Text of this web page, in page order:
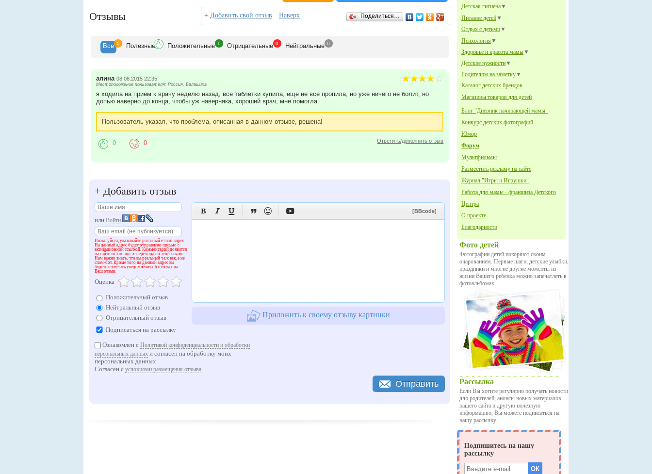
Детская гигиена▼
Питание детей▼
Отдых с детьми▼
Психология ▼
Здоровье и красота мамы▼
Детские нужности▼
Родителям на заметку▼
Каталог детских брендов
Магазины товаров для детей
Блог "Дневник начинающей мамы"
Конкурс детских фотографий
Юмор
Форум
Мультфильмы
Разместить рекламу на сайте
Журнал "Игры и Игрушки"
Работа для мамы - франшиза Детского
Центра
О проекте
Благодарности
Фото детей
Фотографии детей покоряют своим
очарованием. Первые шаги, детские улыбки,
праздники и многие другие моменты из
жизни Вашего ребенка можно запечатлеть в
фотоальбомах.
Рассылка
Если Вы хотите регулярно получать новости
для родителей, анонсы новых материалов
нашего сайта и другую полезную
информацию, Вы можете подписаться на
нашу рассылку:
Отзывы + Добавить свой отзыв Наверх Поделиться…
Все 1 Полезные Положительные 1 Отрицательные 0 Нейтральные 0
алина 08.08.2015 22:35
Местоположение пользователя: Россия, Балашиха
я ходила на прием к врачу неделю назад, все таблетки купила, еще не все пропила, но уже ничего не болит, но
допью наверно до конца, чтобы уж наверняка, хороший врач, мне помогла.
Пользователь указал, что проблема, описанная в данном отзыве, решена!
Ответить/дополнить отзыв
0 0
+ Добавить отзыв
или Войти
Пожалуйста, указывайте реальный e-mail адрес!
На данный адрес будет отправлено письмо с
активационной ссылкой. Комментарий появится
на сайте только после перехода по этой ссылке.
Нам важно знать, что вы реальный человек, а не
спам-бот. Кроме того на данный адрес вы
будете получать уведомления об ответах на
Ваш отзыв.
Оценка
Положительный отзыв
Нейтральный отзыв
Отрицательный отзыв
Подписаться на рассылку
      [BBcode]
Приложить к своему отзыву картинки
Ознакомлен с Политикой конфиденциальности и обработки
персональных данных и согласен на обработку моих
персональных данных.
Согласен с условиями размещения отзыва
Отправить